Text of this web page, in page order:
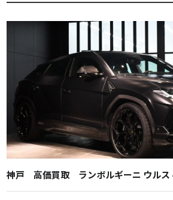
神戸 高価買取 ランボルギーニ ウルス